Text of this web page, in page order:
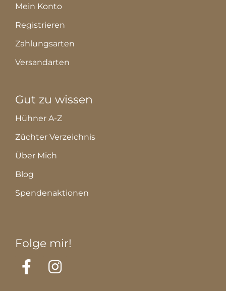
Mein Konto
Registrieren
Zahlungsarten
Versandarten
Gut zu wissen
Hühner A-Z
Züchter Verzeichnis
Über Mich
Blog
Spendenaktionen
Folge mir!